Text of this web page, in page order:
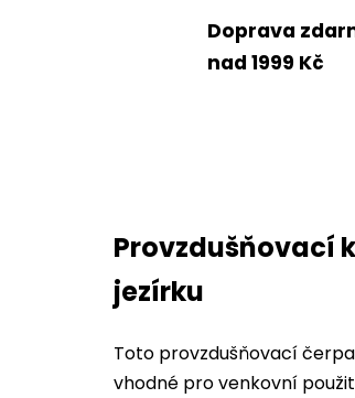
Doprava
nad 1999 Kč
Provzdušňovací
jezírku
Toto provzdušňovací
vhodné pro venkovní